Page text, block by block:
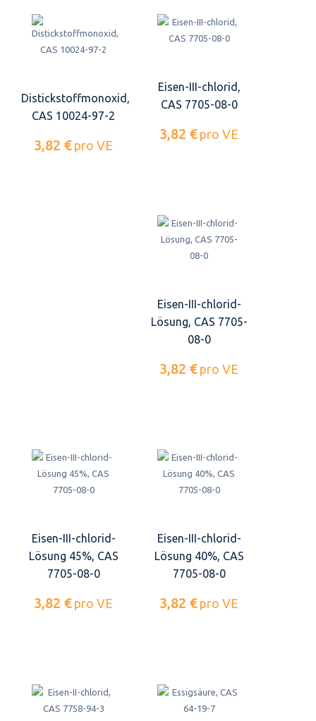
Distickstoffmonoxid,
CAS 10024-97-2
3,82 € pro VE
Eisen-III-chlorid,
CAS 7705-08-0
3,82 € pro VE
Eisen-III-chlorid-
Lösung, CAS 7705-
08-0
3,82 € pro VE
Eisen-III-chlorid-
Lösung 45%, CAS
7705-08-0
3,82 € pro VE
Eisen-III-chlorid-
Lösung 40%, CAS
7705-08-0
3,82 € pro VE